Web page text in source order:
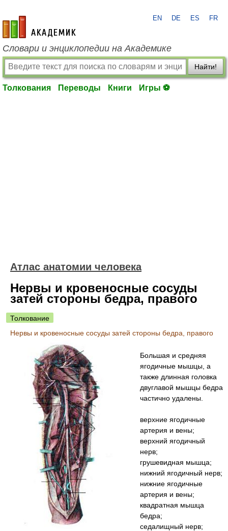
academic.ru
EN DE ES FR
Словари и энциклопедии на Академике
Найти!
Толкования Переводы Книги Игры ⚽
Атлас анатомии человека
Нервы и кровеносные сосуды
затей стороны бедра, правого
Толкование
Нервы и кровеносные сосуды затей стороны бедра, правого
Большая и средняя
ягодичные мышцы, а
также длинная головка
двуглавой мышцы бедра
частично удалены.
верхние ягодичные
артерия и вены;
верхний ягодичный
нерв;
грушевидная мышца;
нижний ягодичный нерв;
нижние ягодичные
артерия и вены;
квадратная мышца
бедра;
седалищный нерв;